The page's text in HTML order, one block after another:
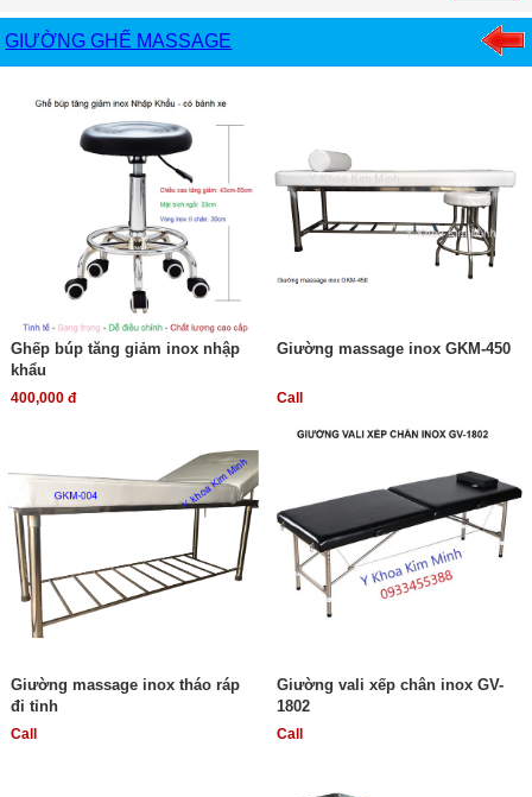
GIƯỜNG GHẾ MASSAGE
Ghếp búp tăng giảm inox nhập
khẩu
400,000 đ
Giường massage inox GKM-450
Call
Giường massage inox tháo ráp
đi tỉnh
Call
Giường vali xếp chân inox GV-
1802
Call